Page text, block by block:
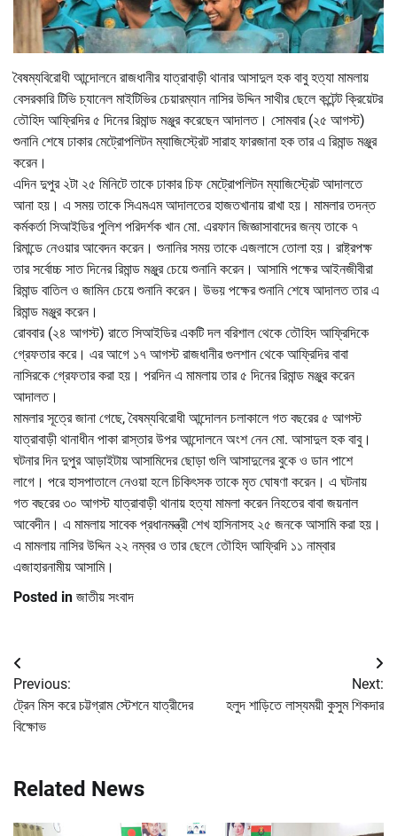
বৈষম্যবিরোধী আন্দোলনে রাজধানীর যাত্রাবাড়ী থানার আসাদুল হক বাবু হত্যা মামলায়
বেসরকারি টিভি চ্যানেল মাইটিভির চেয়ারম্যান নাসির উদ্দিন সাথীর ছেলে কন্টেন্ট ক্রিয়েটর
তৌহিদ আফ্রিদির ৫ দিনের রিমান্ড মঞ্জুর করেছেন আদালত। সোমবার (২৫ আগস্ট)
শুনানি শেষে ঢাকার মেট্রোপলিটন ম্যাজিস্ট্রেট সারাহ ফারজানা হক তার এ রিমান্ড মঞ্জুর
করেন।
এদিন দুপুর ২টা ২৫ মিনিটে তাকে ঢাকার চিফ মেট্রোপলিটন ম্যাজিস্ট্রেট আদালতে
আনা হয়। এ সময় তাকে সিএমএম আদালতের হাজতখানায় রাখা হয়। মামলার তদন্ত
কর্মকর্তা সিআইডির পুলিশ পরিদর্শক খান মো. এরফান জিজ্ঞাসাবাদের জন্য তাকে ৭
রিমান্ডে নেওয়ার আবেদন করেন। শুনানির সময় তাকে এজলাসে তোলা হয়। রাষ্ট্রপক্ষ
তার সর্বোচ্চ সাত দিনের রিমান্ড মঞ্জুর চেয়ে শুনানি করেন। আসামি পক্ষের আইনজীবীরা
রিমান্ড বাতিল ও জামিন চেয়ে শুনানি করেন। উভয় পক্ষের শুনানি শেষে আদালত তার এ
রিমান্ড মঞ্জুর করেন।
রোববার (২৪ আগস্ট) রাতে সিআইডির একটি দল বরিশাল থেকে তৌহিদ আফ্রিদিকে
গ্রেফতার করে। এর আগে ১৭ আগস্ট রাজধানীর গুলশান থেকে আফ্রিদির বাবা
নাসিরকে গ্রেফতার করা হয়। পরদিন এ মামলায় তার ৫ দিনের রিমান্ড মঞ্জুর করেন
আদালত।
মামলার সূত্রে জানা গেছে, বৈষম্যবিরোধী আন্দোলন চলাকালে গত বছরের ৫ আগস্ট
যাত্রাবাড়ী থানাধীন পাকা রাস্তার উপর আন্দোলনে অংশ নেন মো. আসাদুল হক বাবু।
ঘটনার দিন দুপুর আড়াইটায় আসামিদের ছোড়া গুলি আসাদুলের বুকে ও ডান পাশে
লাগে। পরে হাসপাতালে নেওয়া হলে চিকিৎসক তাকে মৃত ঘোষণা করেন। এ ঘটনায়
গত বছরের ৩০ আগস্ট যাত্রাবাড়ী থানায় হত্যা মামলা করেন নিহতের বাবা জয়নাল
আবেদীন। এ মামলায় সাবেক প্রধানমন্ত্রী শেখ হাসিনাসহ ২৫ জনকে আসামি করা হয়।
এ মামলায় নাসির উদ্দিন ২২ নম্বর ও তার ছেলে তৌহিদ আফ্রিদি ১১ নাম্বার
এজাহারনামীয় আসামি।
Posted in জাতীয় সংবাদ
Post
navigation
Previous:
ট্রেন মিস করে চট্টগ্রাম স্টেশনে যাত্রীদের
বিক্ষোভ
Next:
হলুদ শাড়িতে লাস্যময়ী কুসুম শিকদার
Related News